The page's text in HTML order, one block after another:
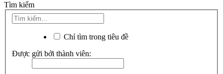
Tìm kiếm
Chỉ tìm trong tiêu đề
Được gửi bởi thành viên: